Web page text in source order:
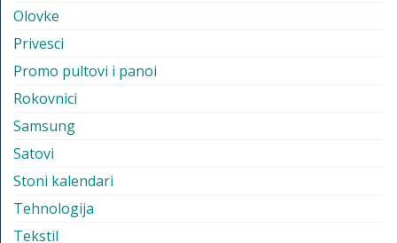
Olovke
Privesci
Promo pultovi i panoi
Rokovnici
Samsung
Satovi
Stoni kalendari
Tehnologija
Tekstil